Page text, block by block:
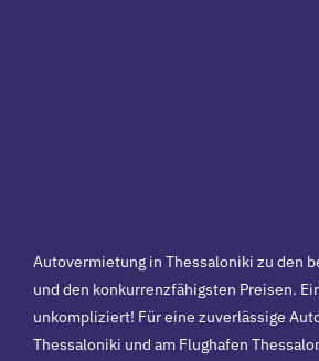
Autovermietung in Thessaloniki zu den
und den konkurrenzfähigsten Preisen.
unkompliziert! Für eine zuverlässige
Thessaloniki und am Flughafen